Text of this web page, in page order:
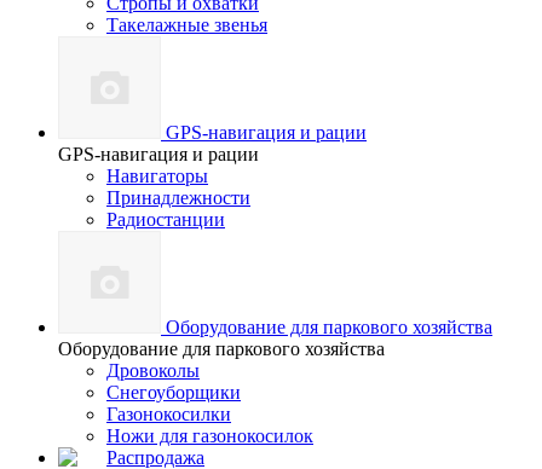
Такелажные звенья
GPS-навигация и рации
GPS-навигация и рации
Навигаторы
Принадлежности
Радиостанции
Оборудование для паркового хозяйства
Оборудование для паркового хозяйства
Дровоколы
Снегоуборщики
Газонокосилки
Ножи для газонокосилок
Распродажа